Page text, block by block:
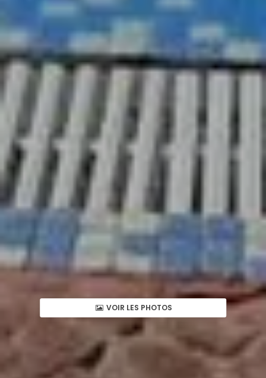
VOIR LES PHOTOS